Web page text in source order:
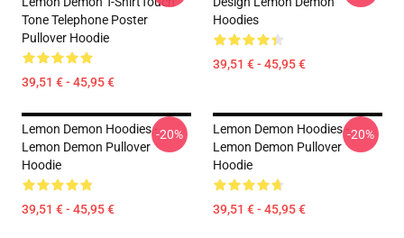
Tone Telephone Poster
Pullover Hoodie
39,51 € - 45,95 €
Hoodies
39,51 € - 45,95 €
Lemon Demon Hoodies -
Lemon Demon Pullover
Hoodie
39,51 € - 45,95 €
-20%
Lemon Demon Hoodies -
Lemon Demon Pullover
Hoodie
39,51 € - 45,95 €
-20%